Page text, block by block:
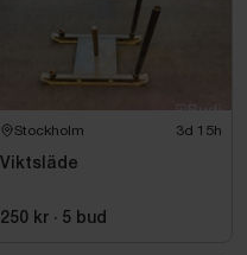
Stockholm 3d 15h
Viktsläde
250 kr · 5 bud